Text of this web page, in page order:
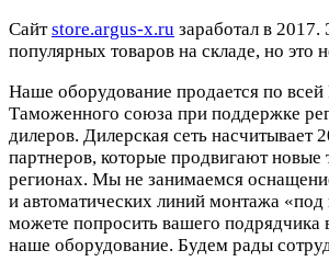
Cайтstore.argus-x.ru заработал в
популярных товаров на складе, но это
Наше оборудование продается по всей
Таможенного союза при поддержке
дилеров. Дилерская сеть насчитывает
партнеров, которые продвигают новые
регионах. Мы не занимаемся
и автоматических линий монтажа
можете попросить вашего подрядчика
наше оборудование. Будем рады